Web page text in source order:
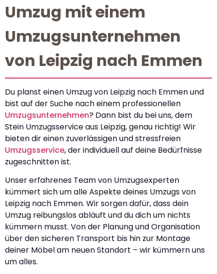
Umzug mit einem
Umzugsunternehmen
von Leipzig nach Emmen
Du planst einen Umzug von Leipzig nach Emmen und
bist auf der Suche nach einem professionellen
Umzugsunternehmen? Dann bist du bei uns, dem
Stein Umzugsservice aus Leipzig, genau richtig! Wir
bieten dir einen zuverlässigen und stressfreien
Umzugsservice, der individuell auf deine Bedürfnisse
zugeschnitten ist.
Unser erfahrenes Team von Umzugsexperten
kümmert sich um alle Aspekte deines Umzugs von
Leipzig nach Emmen. Wir sorgen dafür, dass dein
Umzug reibungslos abläuft und du dich um nichts
kümmern musst. Von der Planung und Organisation
über den sicheren Transport bis hin zur Montage
deiner Möbel am neuen Standort – wir kümmern uns
um alles.